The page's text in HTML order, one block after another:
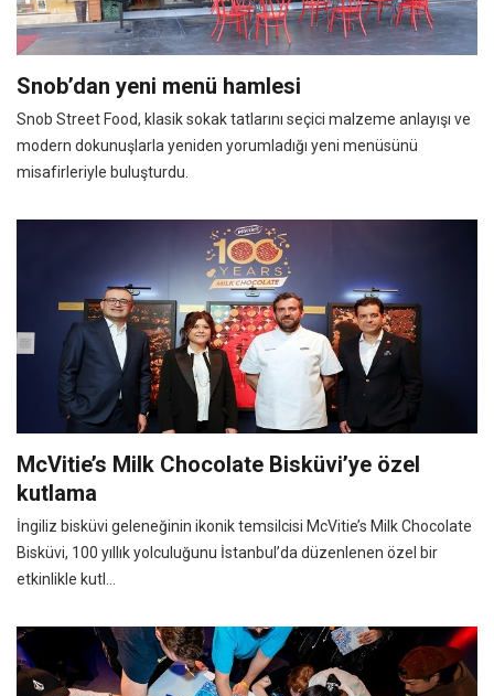
Snob’dan yeni menü hamlesi
Snob Street Food, klasik sokak tatlarını seçici malzeme anlayışı ve
modern dokunuşlarla yeniden yorumladığı yeni menüsünü
misafirleriyle buluşturdu.
McVitie’s Milk Chocolate Bisküvi’ye özel
kutlama
İngiliz bisküvi geleneğinin ikonik temsilcisi McVitie’s Milk Chocolate
Bisküvi, 100 yıllık yolculuğunu İstanbul’da düzenlenen özel bir
etkinlikle kutl...